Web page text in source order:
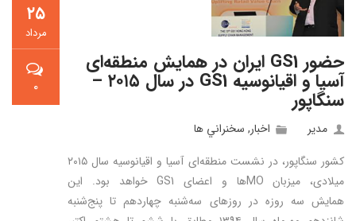
۲۵
مرداد
۰
حضور GS1 ایران در همایش منطقه‌ای
آسیا و اقیانوسیه GS1 در سال ۲۰۱۵ –
سنگاپور
مدیر اخبار, سخنراني ها
کشور سنگاپور، در نشست منطقه‌ای آسیا و اقیانوسیه سال ۲۰۱۵
میلادی، میزبان MOها و اعضای GS1 خواهد بود. این
همایش سه روزه در روزهای سه‌شنبه چهاردهم تا پنج‌شنبه